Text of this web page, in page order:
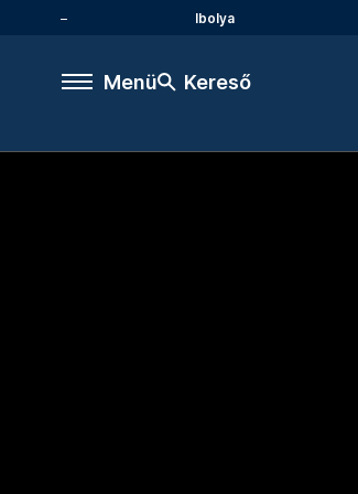
Ibolya
Menü Kereső